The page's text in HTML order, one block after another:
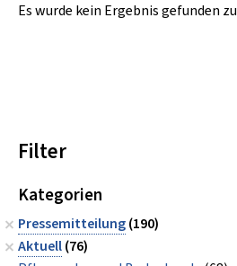
Es wurde kein Ergebnis gefunden zu
Filter
Kategorien
Pressemitteilung(190)
Aktuell(76)